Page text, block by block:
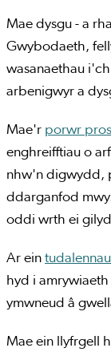
Mae dysgu - a
Gwybodaeth,
wasanaethau
arbenigwyr a
Mae'r porwr
enghreifftiau o
nhw'n digwydd,
ddarganfod
oddi wrth ei
Ar ein
hyd i
ymwneud â
Mae ein llyfrgell